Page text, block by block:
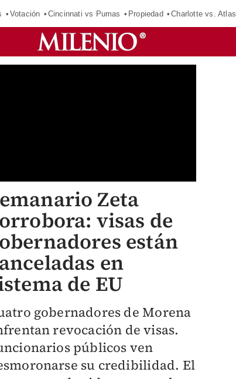
Votación Cincinnati vs Pumas Propiedad Charlotte vs. Atlas
Zeta
visas de
están
en
de EU
gobernadores de Morena
revocación de visas.
públicos ven
su credibilidad. El